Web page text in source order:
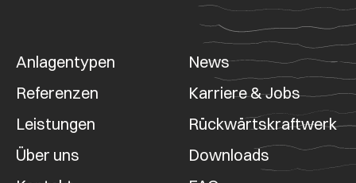
Anlagentypen
Referenzen
Leistungen
Über uns
News
Karriere & Jobs
Rückwärtskraftwerk
Downloads